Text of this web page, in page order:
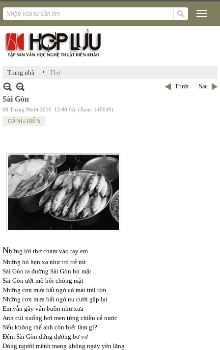
Trang nhà › Thơ
Trước Sau
Sài Gòn
08 Tháng Mười 2010 12:00 SA (Xem: 140049)
ĐẶNG HIỀN
Những lời thơ chạm vào tay em
Những hò hẹn xa như trò trẻ nít
Sài Gòn ra đường Sài Gòn bịt mặt
Sài Gòn ướt mồ hôi chóng mặt
Những cơn mưa bất ngờ có mát trái tim
Những cơn mưa bất ngờ nụ cười gặp lại
Em vẫn gầy vẫn buồn như xưa
Anh cúi xuống hơi men từng chiều cả nước
Nếu không thế anh còn biết làm gì?
Đêm Sài Gòn đứng đường bơ vơ
Dòng người mênh mang không ngày yên lặng